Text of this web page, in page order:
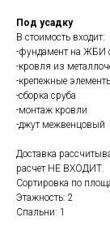
Под усадку
В стоимость входит:
-фундамент на ЖБИ
-кровля из
-крепежные
-сборка сруба
-монтаж кровли
-джут межвенцовый
Доставка
расчет НЕ ВХОДИТ.
Сортировка по
Этажность: 2
Спальни: 1